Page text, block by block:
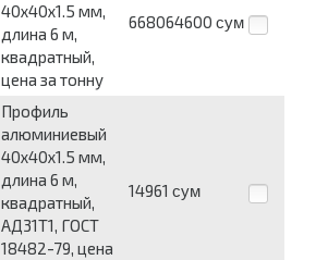
40х40х1.5 мм,
длина 6 м,
квадратный,
цена за тонну
668064600 сум
Профиль
алюминиевый
40х40х1.5 мм,
длина 6 м,
квадратный,
АД31Т1, ГОСТ
18482-79, цена
14961 сум